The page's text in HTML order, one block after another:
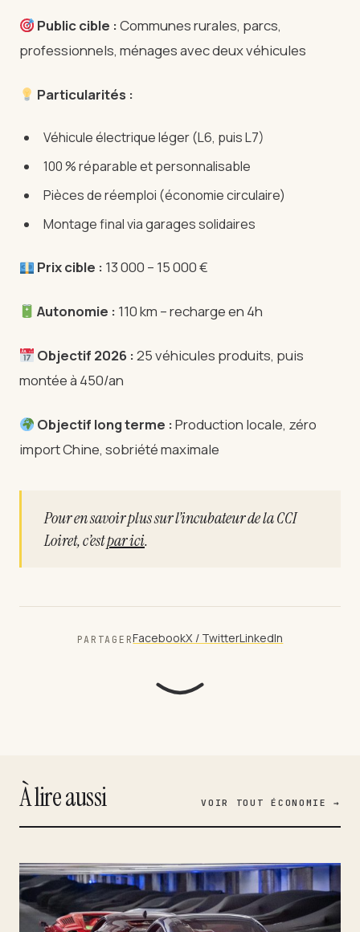
Public cible :Communes rurales, parcs,
professionnels, ménages avec deux véhicules
Particularités :
Véhicule électrique léger (L6, puis L7)
100 % réparable et personnalisable
Pièces de réemploi (économie circulaire)
Montage final via garages solidaires
Prix cible : 13 000 – 15 000 €
Autonomie : 110 km – recharge en 4h
Objectif 2026 :25 véhicules produits, puis
montée à 450/an
Objectif long terme :Production locale, zéro
import Chine, sobriété maximale
Pour en savoir plus sur l’incubateur de la CCI
Loiret, c’estpar ici.
PARTAGERFacebookX / TwitterLinkedIn
À lire aussi VOIR TOUT ÉCONOMIE →